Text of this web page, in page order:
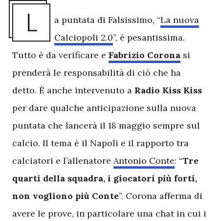
L a puntata di Falsissimo, “La nuova
Calciopoli 2.0”, è pesantissima.
Tutto è da verificare e Fabrizio Corona si
prenderà le responsabilità di ciò che ha
detto. È anche intervenuto a Radio Kiss Kiss
per dare qualche anticipazione sulla nuova
puntata che lancerà il 18 maggio sempre sul
calcio. Il tema è il Napoli e il rapporto tra
calciatori e l’allenatore Antonio Conte: “Tre
quarti della squadra, i giocatori più forti,
non vogliono più Conte”. Corona afferma di
avere le prove, in particolare una chat in cui i